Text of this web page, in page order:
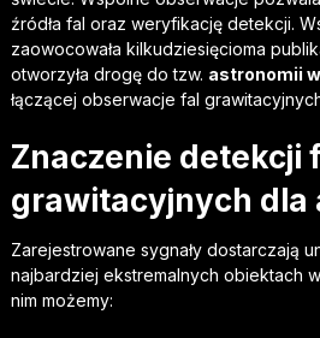
źródła fal oraz weryfikację detekcji.
zaowocowała kilkudziesięcioma
otworzyła drogę do tzw. astronomii
łączącej obserwacje fal
Znaczenie detekcji
grawitacyjnych dla
Zarejestrowane sygnały dostarczają
najbardziej ekstremalnych obiektach
nim możemy: